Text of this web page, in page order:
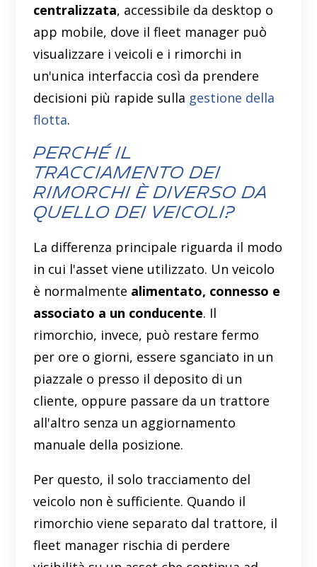
centralizzata, accessibile da desktop o
app mobile, dove il fleet manager può
visualizzare i veicoli e i rimorchi in
un'unica interfaccia così da prendere
decisioni più rapide sulla gestione della
flotta.
Perché il
tracciamento dei
rimorchi è diverso da
quello dei veicoli?
La differenza principale riguarda il modo
in cui l'asset viene utilizzato. Un veicolo
è normalmente alimentato, connesso e
associato a un conducente. Il
rimorchio, invece, può restare fermo
per ore o giorni, essere sganciato in un
piazzale o presso il deposito di un
cliente, oppure passare da un trattore
all'altro senza un aggiornamento
manuale della posizione.
Per questo, il solo tracciamento del
veicolo non è sufficiente. Quando il
rimorchio viene separato dal trattore, il
fleet manager rischia di perdere